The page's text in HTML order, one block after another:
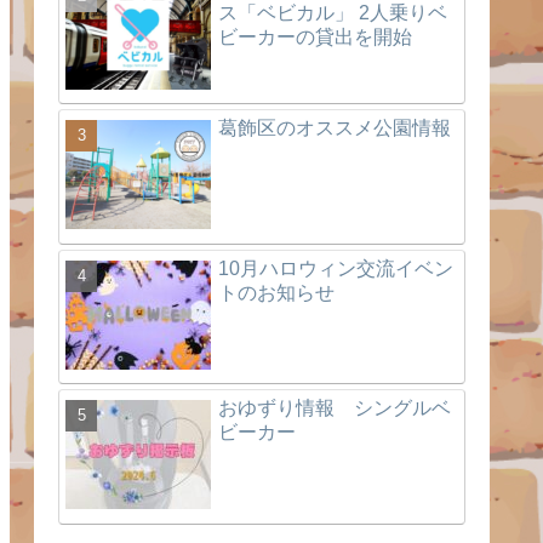
ス「ベビカル」 2人乗りベ
ビーカーの貸出を開始
葛飾区のオススメ公園情報
10月ハロウィン交流イベン
トのお知らせ
おゆずり情報 シングルベ
ビーカー